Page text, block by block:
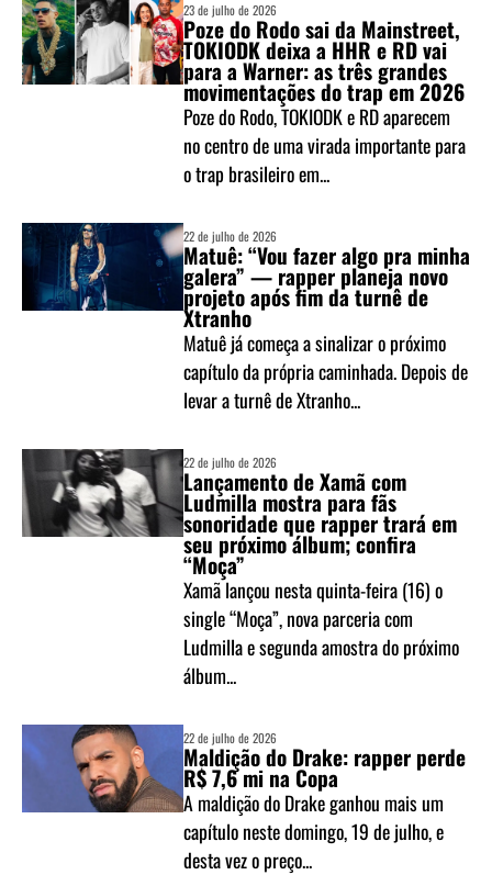
23 de julho de 2026
Poze do Rodo sai da Mainstreet,
TOKIODK deixa a HHR e RD vai
para a Warner: as três grandes
movimentações do trap em 2026
Poze do Rodo, TOKIODK e RD aparecem
no centro de uma virada importante para
o trap brasileiro em...
22 de julho de 2026
Matuê: “Vou fazer algo pra minha
galera” — rapper planeja novo
projeto após fim da turnê de
Xtranho
Matuê já começa a sinalizar o próximo
capítulo da própria caminhada. Depois de
levar a turnê de Xtranho...
22 de julho de 2026
Lançamento de Xamã com
Ludmilla mostra para fãs
sonoridade que rapper trará em
seu próximo álbum; confira
“Moça”
Xamã lançou nesta quinta-feira (16) o
single “Moça”, nova parceria com
Ludmilla e segunda amostra do próximo
álbum...
22 de julho de 2026
Maldição do Drake: rapper perde
R$ 7,6 mi na Copa
A maldição do Drake ganhou mais um
capítulo neste domingo, 19 de julho, e
desta vez o preço...